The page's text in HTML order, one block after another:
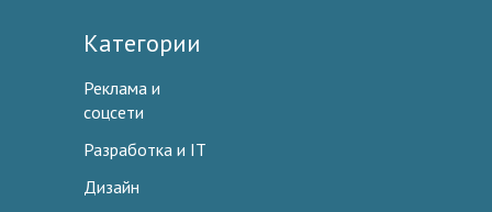
Категории
Реклама и
соцсети
Разработка и IT
Дизайн